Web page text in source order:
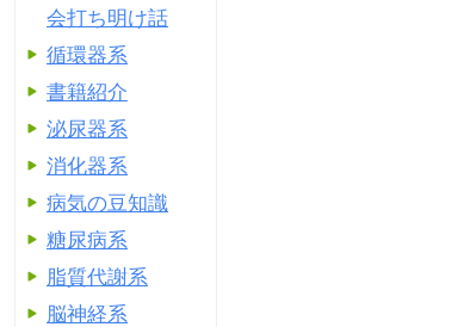
会打ち明け話
循環器系
書籍紹介
泌尿器系
消化器系
病気の豆知識
糖尿病系
脂質代謝系
脳神経系